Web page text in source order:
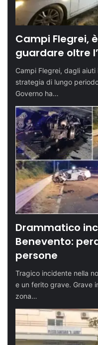
Campi Flegrei,
guardare oltre
Campi Flegrei, dagli
strategia di lungo
Governo ha…
Drammatico
Benevento:
persone
Tragico incidente nella
e un ferito grave. Grave
zona…